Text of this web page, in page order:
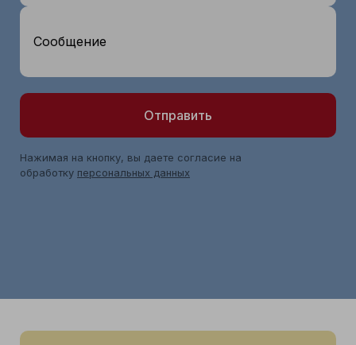
Сообщение
Отправить
Нажимая на кнопку, вы даете согласие на
обработку персональных данных